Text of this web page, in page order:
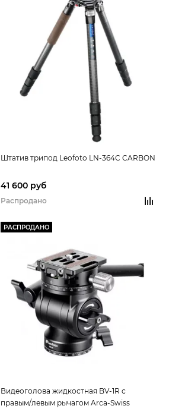
Штатив трипод Leofoto LN-364C CARBON
41 600 руб
Распродано
РАСПРОДАНО
Видеоголова жидкостная BV-1R с
правым/левым рычагом Arca-Swiss